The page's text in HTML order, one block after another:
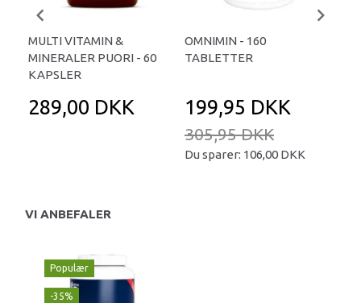
MULTI VITAMIN &
MINERALER PUORI - 60
KAPSLER
289,00 DKK
OMNIMIN - 160
TABLETTER
199,95 DKK
305,95 DKK
Du sparer: 106,00 DKK
VI ANBEFALER
Populær
-35%